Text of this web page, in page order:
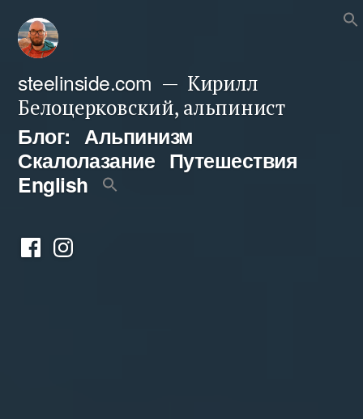
Перейти
содержимому
steelinside.com
Кирилл
Белоцерковский, альпинист
Блог: Альпинизм
Скалолазание Путешествия
English
ФейсбукИнстаграм